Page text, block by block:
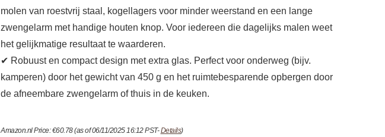
molen van roestvrij staal, kogellagers voor minder weerstand en een lange
zwengelarm met handige houten knop. Voor iedereen die dagelijks malen weet
het gelijkmatige resultaat te waarderen.
✔ Robuust en compact design met extra glas. Perfect voor onderweg (bijv.
kamperen) door het gewicht van 450 g en het ruimtebesparende opbergen door
de afneembare zwengelarm of thuis in de keuken.
Amazon.nl Price:€60.78(as of 06/11/2025 16:12 PST-Details)